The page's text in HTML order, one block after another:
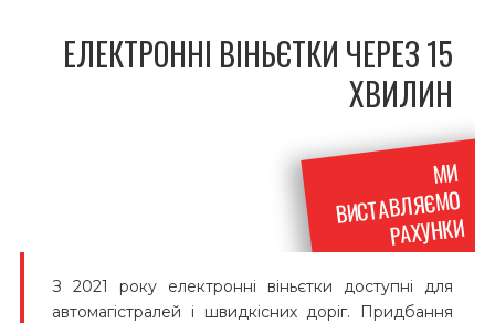
ЕЛЕКТРОННІ ВІНЬЄТКИ ЧЕРЕЗ 15
ХВИЛИН
МИ
ВИСТАВЛЯЄМО
РАХУНКИ
З 2021 року електронні віньєтки доступні для
автомагістралей і швидкісних доріг. Придбання